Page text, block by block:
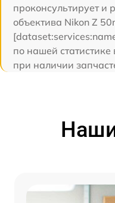
проконсультирует и
объектива Nikon Z
по нашей
при наличии